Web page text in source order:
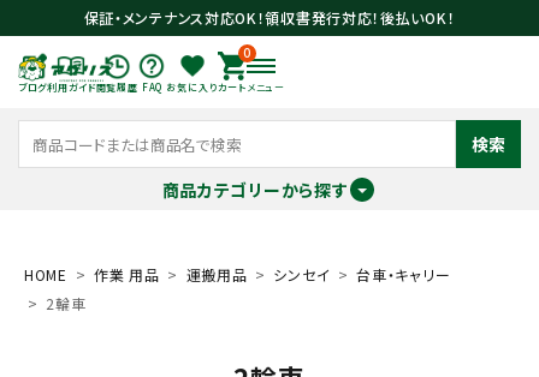
保証・メンテナンス対応OK！領収書発行対応！後払いOK！
ブログ利用ガイド閲覧履歴 FAQ お気に入り
0
カート メニュー
検索
商品カテゴリーから探す
meeting_room ログイン person 会員登録
HOME 作業 用品 運搬用品 シンセイ
台車・キャリー
2輪車